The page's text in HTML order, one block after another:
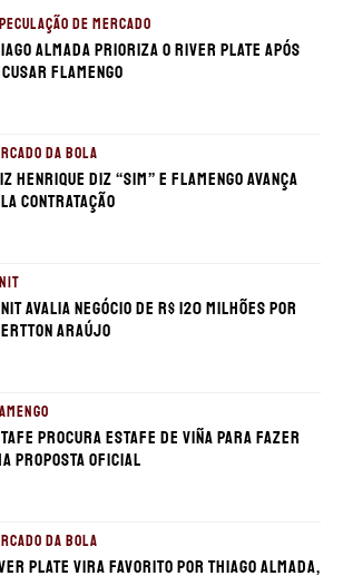
DE MERCADO
Almada prioriza o River Plate após
Flamengo
DA BOLA
Henrique diz “sim” e Flamengo avança
contratação
avalia negócio de R$ 120 milhões por
Araújo
procura estafe de Viña para fazer
proposta oficial
DA BOLA
Plate vira favorito por Thiago Almada,